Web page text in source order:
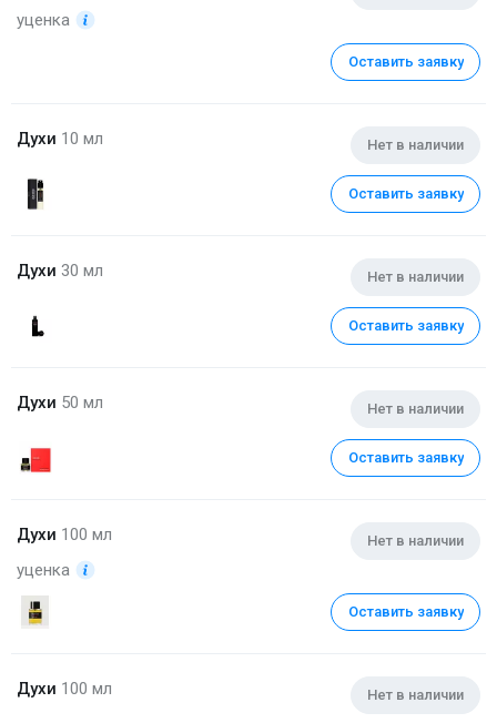
уценка
Оставить заявку
Духи 10 мл Нет в наличии
Оставить заявку
Духи 30 мл Нет в наличии
Оставить заявку
Духи 50 мл Нет в наличии
Оставить заявку
Духи 100 мл
уценка
Нет в наличии
Оставить заявку
Духи 100 мл Нет в наличии